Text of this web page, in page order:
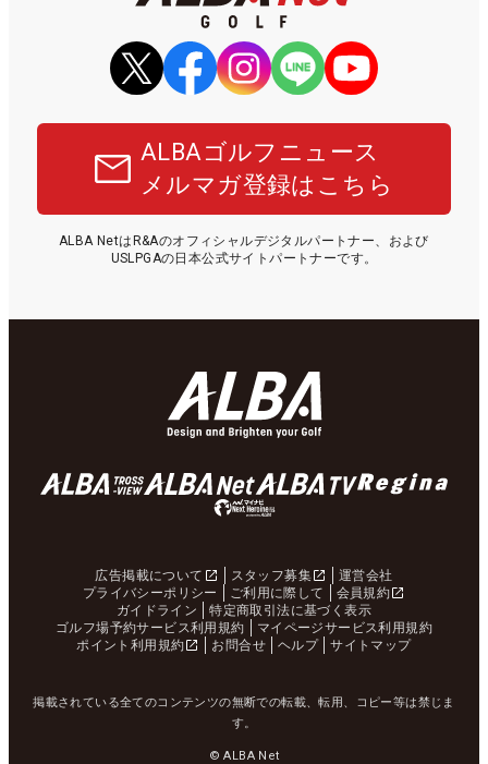
ALBAゴルフニュース
メルマガ登録はこちら
ALBA NetはR&Aのオフィシャルデジタルパートナー、および
USLPGAの日本公式サイトパートナーです。
広告掲載について スタッフ募集
運営会社
プライバシーポリシー
ご利用に際して
会員規約
ガイドライン
特定商取引法に基づく表示
ゴルフ場予約サービス利用規約
マイページサービス利用規約
ポイント利用規約
お問合せ ヘルプ サイトマップ
掲載されている全てのコンテンツの無断での転載、転用、コピー等は禁じま
す。
© ALBA Net